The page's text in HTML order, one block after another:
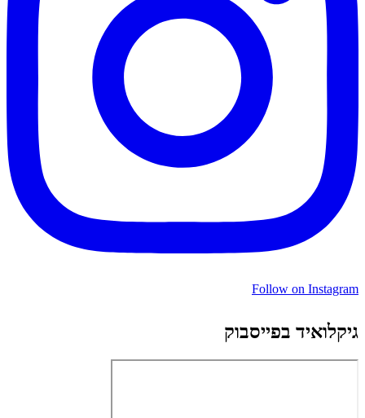
Follow on Instagram
גיקלואיד בפייסבוק